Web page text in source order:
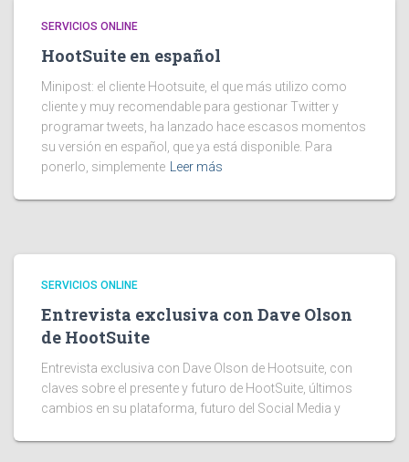
SERVICIOS ONLINE
HootSuite en español
Minipost: el cliente Hootsuite, el que más utilizo como
cliente y muy recomendable para gestionar Twitter y
programar tweets, ha lanzado hace escasos momentos
su versión en español, que ya está disponible. Para
ponerlo, simplemente
Leer más
SERVICIOS ONLINE
Entrevista exclusiva con Dave Olson
de HootSuite
Entrevista exclusiva con Dave Olson de Hootsuite, con
claves sobre el presente y futuro de HootSuite, últimos
cambios en su plataforma, futuro del Social Media y